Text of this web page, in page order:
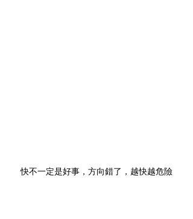
快不一定是好事，方向錯了，越快越危險